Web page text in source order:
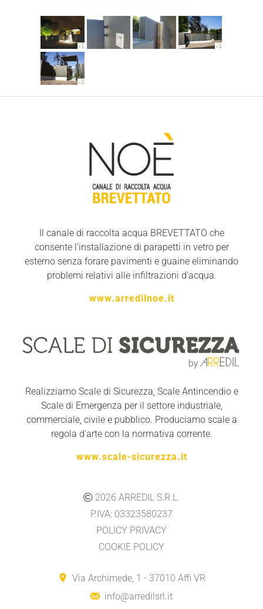
Il canale di raccolta acqua BREVETTATO che
consente l’installazione di parapetti in vetro per
esterno senza forare pavimenti e guaine eliminando
problemi relativi alle infiltrazioni d'acqua.
www.arredilnoe.it
Realizziamo Scale di Sicurezza, Scale Antincendio e
Scale di Emergenza per il settore industriale,
commerciale, civile e pubblico. Produciamo scale a
regola d'arte con la normativa corrente.
www.scale-sicurezza.it
2026 ARREDIL S.R.L.
P.IVA: 03323580237
POLICY PRIVACY
COOKIE POLICY
Via Archimede, 1 - 37010 Affi VR
info@arredilsrl.it